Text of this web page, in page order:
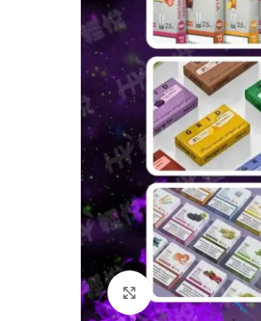
Click to enlarge